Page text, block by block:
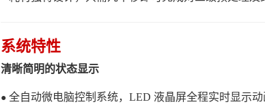
系统特性
清晰简明的状态显示
● 全自动微电脑控制系统，LED 液晶屏全程实时显示